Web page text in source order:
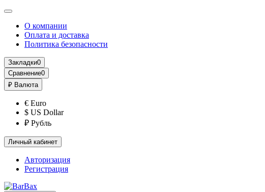
О компании
Оплата и доставка
Политика безопасности
Закладки0
Сравнение0
₽ Валюта
€ Euro
$ US Dollar
₽ Рубль
Личный кабинет
Авторизация
Регистрация